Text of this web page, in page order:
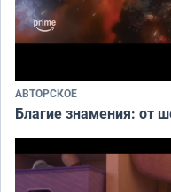
АВТОРСКОЕ
Благие знамения: от